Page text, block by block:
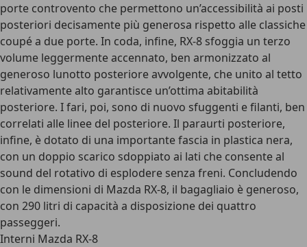
porte controvento che permettono un’accessibilità ai posti
posteriori decisamente più generosa rispetto alle classiche
coupé a due porte. In coda, infine, RX-8 sfoggia un terzo
volume leggermente accennato, ben armonizzato al
generoso lunotto posteriore avvolgente, che unito al tetto
relativamente alto garantisce un’ottima abitabilità
posteriore. I fari, poi, sono di nuovo sfuggenti e filanti, ben
correlati alle linee del posteriore. Il paraurti posteriore,
infine, è dotato di una importante fascia in plastica nera,
con un doppio scarico sdoppiato ai lati che consente al
sound del rotativo di esplodere senza freni. Concludendo
con le dimensioni di Mazda RX-8, il bagagliaio è generoso,
con 290 litri di capacità a disposizione dei quattro
passeggeri.
Interni Mazda RX-8